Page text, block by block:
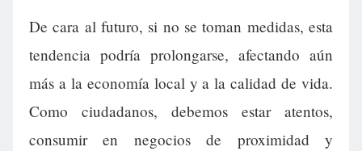
De cara al futuro, si no se toman medidas, esta
tendencia podría prolongarse, afectando aún
más a la economía local y a la calidad de vida.
Como ciudadanos, debemos estar atentos,
consumir en negocios de proximidad y